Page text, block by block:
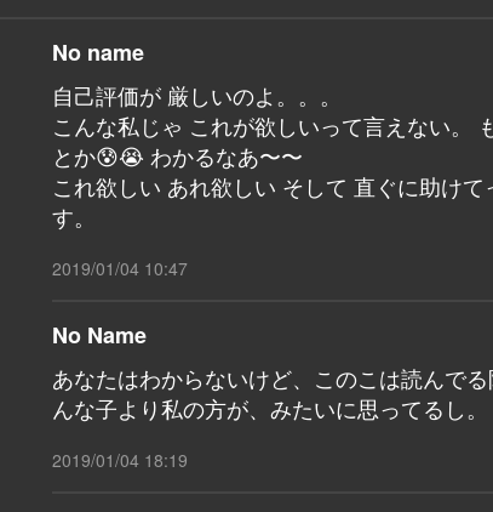
No name
自己評価が 厳しいのよ。。。
こんな私じゃ これが欲しいって言えない。
とか😰😭 わかるなあ〜〜
これ欲しい あれ欲しい そして 直ぐに助け
す。
2019/01/04 10:47
No Name
あなたはわからないけど、このこは読んで
んな子より私の方が、みたいに思ってるし。
2019/01/04 18:19